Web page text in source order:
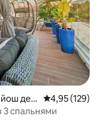
де
Середня
4,95 (129)
3 спальнями